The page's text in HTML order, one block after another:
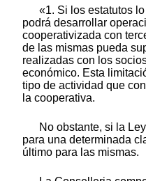
«1. Si los estatutos
podrá desarrollar
cooperativizada con
de las mismas pueda
realizadas con los
económico. Esta
tipo de actividad que
la cooperativa.
No obstante, si la
para una determinada
último para las mismas.